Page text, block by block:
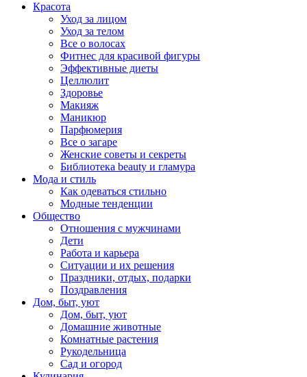
Красота
Уход за лицом
Уход за телом
Все о волосах
Фитнес для красивой фигуры
Эффективные диеты
Целлюлит
Здоровье
Макияж
Маникюр
Парфюмерия
Все о загаре
Женские советы и секреты
Библиотека beauty и гламура
Мода и стиль
Как одеваться стильно
Модные тенденции
Общество
Отношения с мужчинами
Дети
Работа и карьера
Ситуации и их решения
Праздники, отдых, подарки
Поздравления
Дом, быт, уют
Дом, быт, уют
Домашние животные
Комнатные растения
Рукодельница
Сад и огород